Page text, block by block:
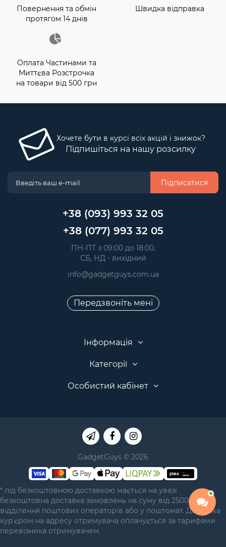
Повернення та обмін
протягом 14 днів
Швидка відправка
Оплата Частинами та
Миттєва Розстрочка
на товари від 500 грн
Хочете бути в курсі всіх акцій і знижок?
Підпишіться на нашу розсилку
Підписатися
+38 (093) 993 32 05
+38 (077) 993 32 05
ПН-ПТ з 09:00 до 18:00,
СБ, НД - вихідний
info@gadgetguys.com.ua
Передзвоніть мені
Інформація
Категорії
Особистий кабінет
GadgetGuys © 2026
* під безкоштовною доставкою мається на увазі
безкоштовна доставка замовлень на суму від 2500 грн у
відділення поштових операторів або у поштомат. Доставка
курʼєром на адресу отримувача оплачується за тарифами
перевізника отримувачем.